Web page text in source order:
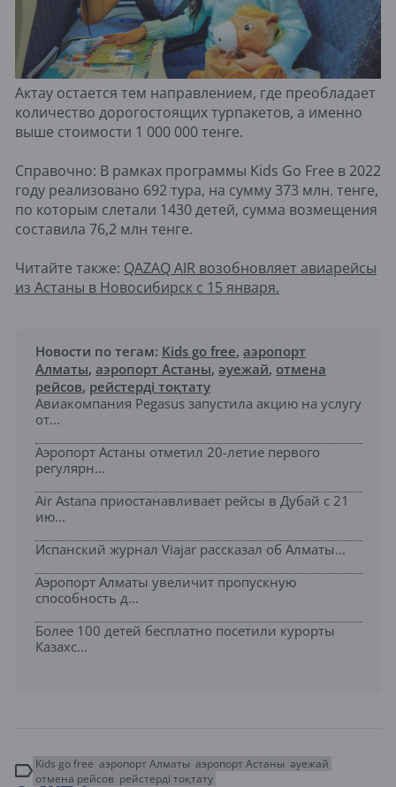
Актау остается тем направлением, где преобладает
количество дорогостоящих турпакетов, а именно
выше стоимости 1 000 000 тенге.
Справочно: В рамках программы Kids Go Free в 2022
году реализовано 692 тура, на сумму 373 млн. тенге,
по которым слетали 1430 детей, сумма возмещения
составила 76,2 млн тенге.
Читайте также: QAZAQ AIR возобновляет авиарейсы
из Астаны в Новосибирск с 15 января.
Новости по тегам: Kids go free, аэропорт
Алматы, аэропорт Астаны, әуежай, отмена
рейсов, рейстерді тоқтату
Авиакомпания Pegasus запустила акцию на услугу
от...
Аэропорт Астаны отметил 20-летие первого
регулярн...
Air Astana приостанавливает рейсы в Дубай с 21
ию...
Испанский журнал Viajar рассказал об Алматы...
Аэропорт Алматы увеличит пропускную
способность д...
Более 100 детей бесплатно посетили курорты
Казахс...
Kids go free аэропорт Алматы аэропорт Астаны әуежай
отмена рейсов рейстерді тоқтату